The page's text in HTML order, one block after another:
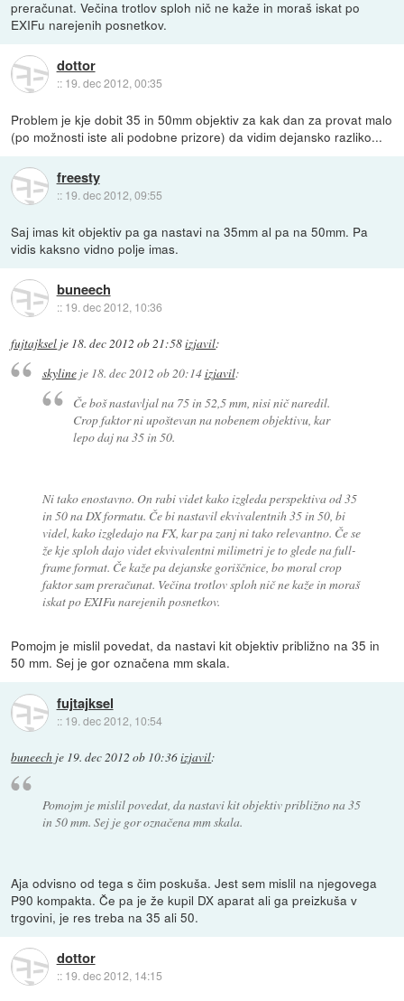
preračunat. Večina trotlov sploh nič ne kaže in moraš iskat po
EXIFu narejenih posnetkov.
dottor
:: 19. dec 2012, 00:35
Problem je kje dobit 35 in 50mm objektiv za kak dan za provat malo
(po možnosti iste ali podobne prizore) da vidim dejansko razliko...
freesty
:: 19. dec 2012, 09:55
Saj imas kit objektiv pa ga nastavi na 35mm al pa na 50mm. Pa
vidis kaksno vidno polje imas.
buneech
:: 19. dec 2012, 10:36
fujtajksel je 18. dec 2012 ob 21:58izjavil:
skylineje 18. dec 2012 ob 20:14izjavil:
Če boš nastavljal na 75 in 52,5 mm, nisi nič naredil.
Crop faktor ni upoštevan na nobenem objektivu, kar
lepo daj na 35 in 50.
Ni tako enostavno. On rabi videt kako izgleda perspektiva od 35
in 50 na DX formatu. Če bi nastavil ekvivalentnih 35 in 50, bi
videl, kako izgledajo na FX, kar pa zanj ni tako relevantno. Če se
že kje sploh dajo videtekvivalentnimilimetri je to glede na full-
frame format. Če kaže padejanskegoriščnice, bo moral crop
faktor sam preračunat. Večina trotlov sploh nič ne kaže in moraš
iskat po EXIFu narejenih posnetkov.
Pomojm je mislil povedat, da nastavi kit objektiv približno na 35 in
50 mm. Sej je gor označena mm skala.
fujtajksel
:: 19. dec 2012, 10:54
buneech je 19. dec 2012 ob 10:36izjavil:
Pomojm je mislil povedat, da nastavi kit objektiv približno na 35
in 50 mm. Sej je gor označena mm skala.
Aja odvisno od tega s čim poskuša. Jest sem mislil na njegovega
P90 kompakta. Če pa je že kupil DX aparat ali ga preizkuša v
trgovini, je res treba na 35 ali 50.
dottor
:: 19. dec 2012, 14:15